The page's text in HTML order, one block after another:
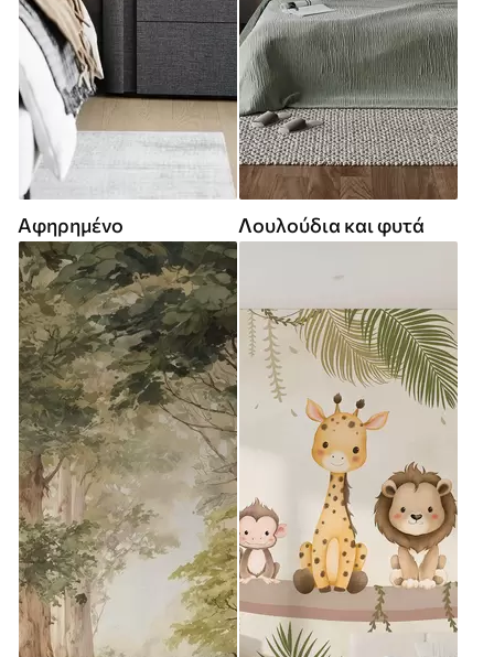
Αφηρημένο Λουλούδια και φυτά